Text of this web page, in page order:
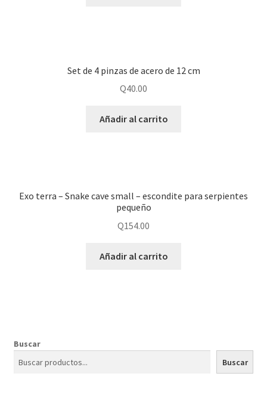
Set de 4 pinzas de acero de 12 cm
Q40.00
Añadir al carrito
Exo terra – Snake cave small – escondite para serpientes
pequeño
Q154.00
Añadir al carrito
Buscar
Buscar